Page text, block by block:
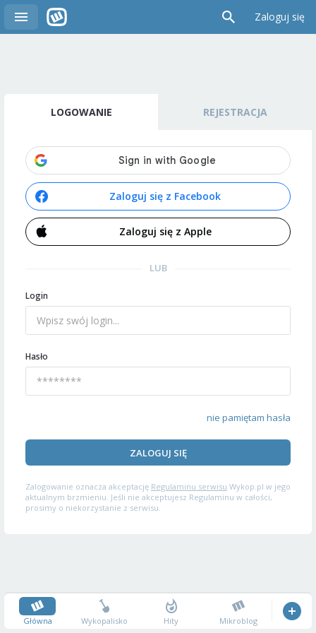
Zaloguj się
LOGOWANIE REJESTRACJA
Zaloguj się z Facebook
Zaloguj się z Apple
LUB
Login
Hasło
nie pamiętam hasła
ZALOGUJ SIĘ
Zalogowanie oznacza akceptację Regulaminu serwisu Wykop.pl w jego
aktualnym brzmieniu. Jeśli nie akceptujesz Regulaminu w całości,
prosimy o niekorzystanie z serwisu.
Główna Wykopalisko Hity Mikroblog